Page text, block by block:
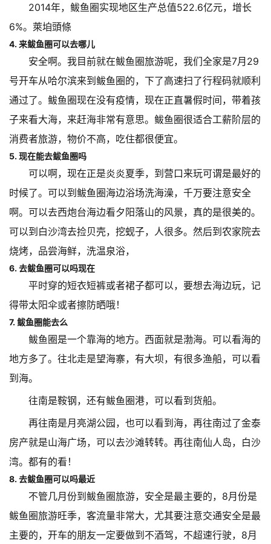
2014年，鲅鱼圈实现地区生产总值522.6亿元，增长
6%。萊垍頭條
4. 来鲅鱼圈可以去哪儿
安全啊。我目前就在鲅鱼圈旅游呢，我们全家是7月29
号开车从哈尔滨来到鲅鱼圈的，下了高速扫了行程码就顺利
通过了。鲅鱼圈现在没有疫情，现在正直暑假时间，带着孩
子来看大海，来赶海非常有意思。鲅鱼圈很适合工薪阶层的
消费者旅游，物价不高，吃住都很便宜。
5. 现在能去鲅鱼圈吗
可以啊，现在正是炎炎夏季，到营口来玩可谓是最好的
时候了。可以到鲅鱼圈海边浴场洗海澡，千万要注意安全
啊。可以去西炮台海边看夕阳落山的风景，真的是很美的。
可以到白沙湾去捡贝壳，挖蚬子，人很多。然后到农家院去
烧烤，品尝海鲜，洗温泉浴，
6. 去鲅鱼圈可以吗现在
平时穿的短衣短裤或者裙子都可以，要想去海边玩，记
得带太阳伞或者擦防晒哦！
7. 鲅鱼圈能去么
鲅鱼圈是一个靠海的地方。西面就是渤海。可以看海的
地方多了。往北走是望海寨，有大坝，有很多渔船，可以看
到海。
往南是鞍钢，还有鲅鱼圈港，可以看到货船。
再往南是月亮湖公园，也可以看到海，再往南过了金泰
房产就是山海广场，可以去沙滩转转。再往南仙人岛，白沙
湾。都有的看！
8. 去鲅鱼圈可以吗最近
不管几月份到鲅鱼圈旅游，安全是最主要的，8月份是
鲅鱼圈旅游旺季，客流量非常大，尤其要注意交通安全是最
主要的，开车的朋友一定要做到不酒驾，不超速行驶，8月